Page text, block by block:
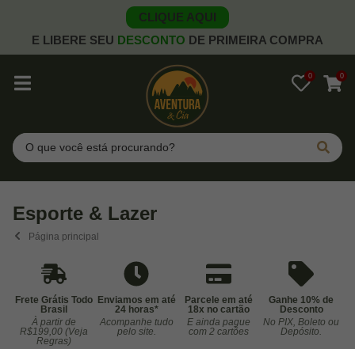
CLIQUE AQUI
E LIBERE SEU DESCONTO DE PRIMEIRA COMPRA
0 0
Pesquisar
Esporte & Lazer
Página principal
Frete Grátis Todo
Brasil
À partir de
R$199,00 (Veja
Regras)
Enviamos em até
24 horas*
Acompanhe tudo
pelo site.
Parcele em até
18x no cartão
E ainda pague
com 2 cartões
Ganhe 10% de
Desconto
No PIX, Boleto ou
Depósito.